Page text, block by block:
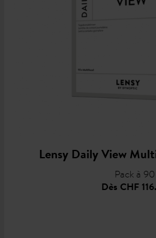
Lensy Daily View
Pack à 90
Dès CHF